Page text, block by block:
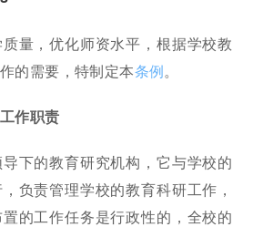
量，优化师资水平，根据学校教
的需要，特制定本条例 。
作职责
下的教育研究机构，它与学校的
负责管理学校的教育科研工作，
的工作任务是行政性的，全校的